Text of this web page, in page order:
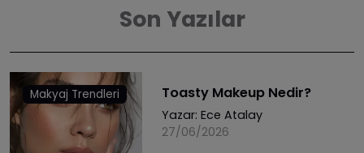
Son Yazılar
Makyaj Trendleri Toasty Makeup Nedir?
Yazar: Ece Atalay
27/06/2026